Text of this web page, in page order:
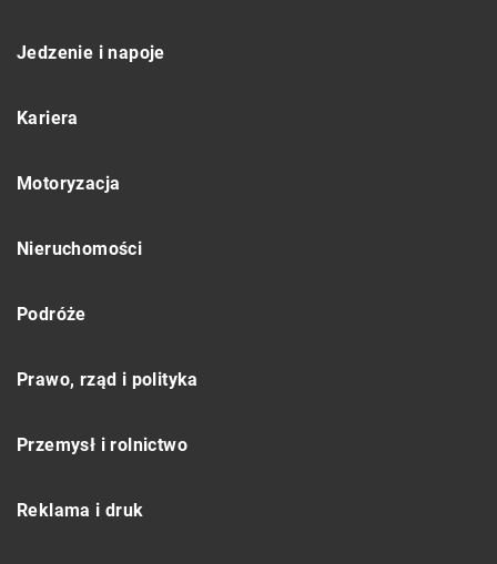
Jedzenie i napoje
Kariera
Motoryzacja
Nieruchomości
Podróże
Prawo, rząd i polityka
Przemysł i rolnictwo
Reklama i druk